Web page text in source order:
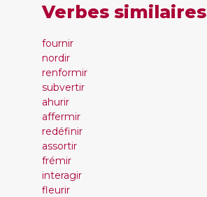
Verbes similaires
fournir
nordir
renformir
subvertir
ahurir
affermir
redéfinir
assortir
frémir
interagir
fleurir